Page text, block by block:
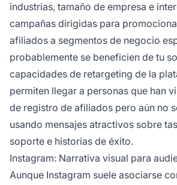
industrias, tamaño de empresa e
campañas dirigidas para
afiliados a segmentos de negocio
probablemente se beneficien de tu
capacidades de retargeting de la
permiten llegar a personas que han
de registro de afiliados pero aún no
usando mensajes atractivos sobre
soporte e historias de éxito.
Instagram: Narrativa visual para
Aunque Instagram suele asociarse